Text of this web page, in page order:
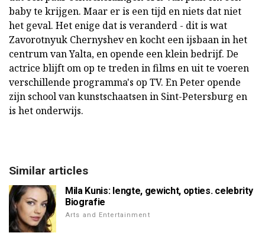
baby te krijgen. Maar er is een tijd en niets dat niet
het geval. Het enige dat is veranderd - dit is wat
Zavorotnyuk Chernyshev en kocht een ijsbaan in het
centrum van Yalta, en opende een klein bedrijf. De
actrice blijft om op te treden in films en uit te voeren
verschillende programma's op TV. En Peter opende
zijn school van kunstschaatsen in Sint-Petersburg en
is het onderwijs.
Similar articles
Mila Kunis: lengte, gewicht, opties. celebrity
Biografie
Arts and Entertainment